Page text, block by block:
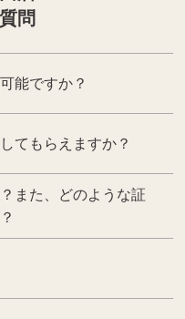
問
能ですか？
てもらえますか？
また、どのような証